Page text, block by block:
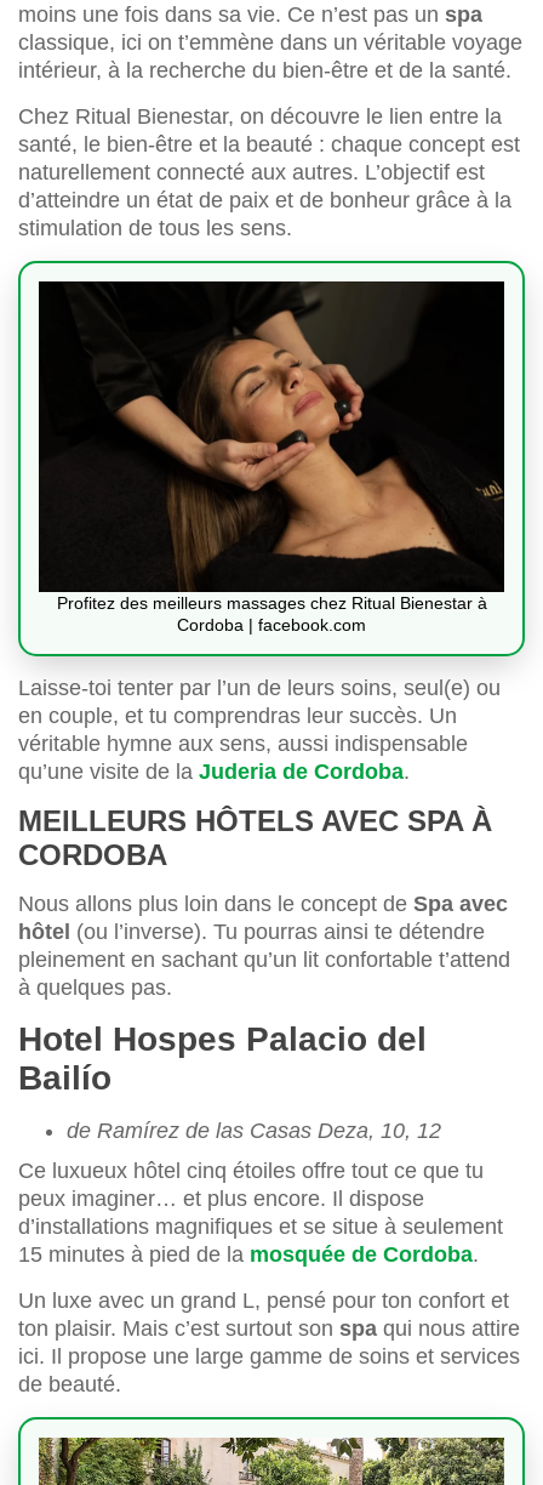
moins une fois dans sa vie. Ce n’est pas un spa
classique, ici on t’emmène dans un véritable voyage
intérieur, à la recherche du bien-être et de la santé.
Chez Ritual Bienestar, on découvre le lien entre la
santé, le bien-être et la beauté : chaque concept est
naturellement connecté aux autres. L’objectif est
d’atteindre un état de paix et de bonheur grâce à la
stimulation de tous les sens.
Profitez des meilleurs massages chez Ritual Bienestar à
Cordoba | facebook.com
Laisse-toi tenter par l’un de leurs soins, seul(e) ou
en couple, et tu comprendras leur succès. Un
véritable hymne aux sens, aussi indispensable
qu’une visite de la Juderia de Cordoba.
MEILLEURS HÔTELS AVEC SPA À
CORDOBA
Nous allons plus loin dans le concept de Spa avec
hôtel (ou l’inverse). Tu pourras ainsi te détendre
pleinement en sachant qu’un lit confortable t’attend
à quelques pas.
Hotel Hospes Palacio del
Bailío
de Ramírez de las Casas Deza, 10, 12
Ce luxueux hôtel cinq étoiles offre tout ce que tu
peux imaginer… et plus encore. Il dispose
d’installations magnifiques et se situe à seulement
15 minutes à pied de la mosquée de Cordoba.
Un luxe avec un grand L, pensé pour ton confort et
ton plaisir. Mais c’est surtout son spa qui nous attire
ici. Il propose une large gamme de soins et services
de beauté.